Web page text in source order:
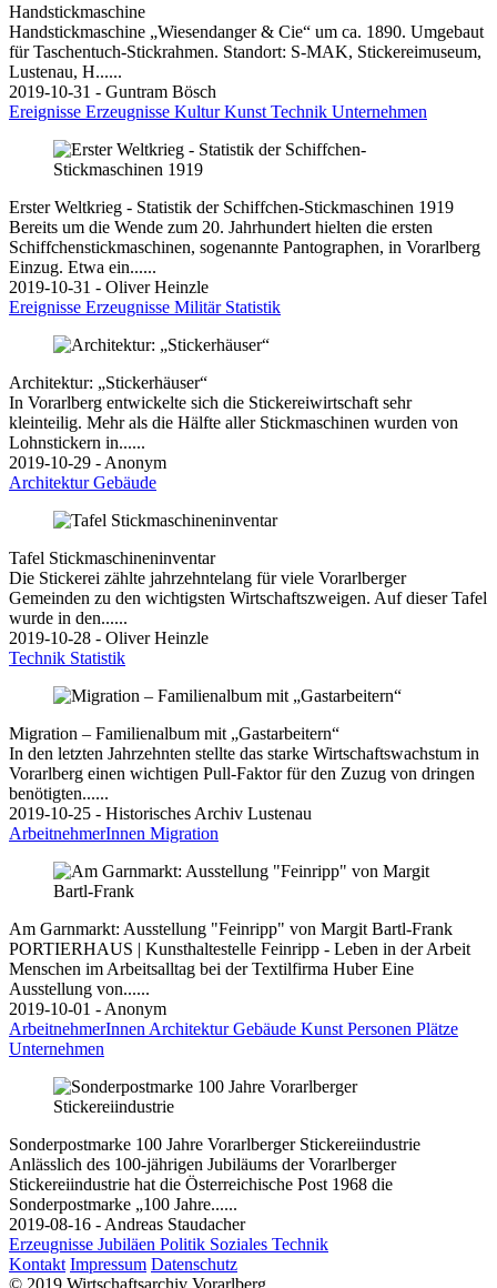
Handstickmaschine
Handstickmaschine „Wiesendanger & Cie“ um ca. 1890. Umgebaut
für Taschentuch-Stickrahmen. Standort: S-MAK, Stickereimuseum,
Lustenau, H......
2019-10-31 - Guntram Bösch
Ereignisse Erzeugnisse KulturKunst Technik Unternehmen
Erster Weltkrieg - Statistik der Schiffchen-Stickmaschinen 1919
Bereits um die Wende zum 20. Jahrhundert hielten die ersten
Schiffchenstickmaschinen, sogenannte Pantographen, in Vorarlberg
Einzug. Etwa ein......
2019-10-31 - Oliver Heinzle
Ereignisse Erzeugnisse Militär Statistik
Architektur: „Stickerhäuser“
In Vorarlberg entwickelte sich die Stickereiwirtschaft sehr
kleinteilig. Mehr als die Hälfte aller Stickmaschinen wurden von
Lohnstickern in......
2019-10-29 - Anonym
ArchitekturGebäude
Tafel Stickmaschineninventar
Die Stickerei zählte jahrzehntelang für viele Vorarlberger
Gemeinden zu den wichtigsten Wirtschaftszweigen. Auf dieser Tafel
wurde in den......
2019-10-28 - Oliver Heinzle
Technik Statistik
Migration – Familienalbum mit „Gastarbeitern“
In den letzten Jahrzehnten stellte das starke Wirtschaftswachstum in
Vorarlberg einen wichtigen Pull-Faktor für den Zuzug von dringen
benötigten......
2019-10-25 - Historisches Archiv Lustenau
ArbeitnehmerInnen Migration
Am Garnmarkt: Ausstellung "Feinripp" von Margit Bartl-Frank
PORTIERHAUS | Kunsthaltestelle Feinripp - Leben in der Arbeit
Menschen im Arbeitsalltag bei der Textilfirma Huber Eine
Ausstellung von......
2019-10-01 - Anonym
ArbeitnehmerInnen ArchitekturGebäude Kunst Personen Plätze
Unternehmen
Sonderpostmarke 100 Jahre Vorarlberger Stickereiindustrie
Anlässlich des 100-jährigen Jubiläums der Vorarlberger
Stickereiindustrie hat die Österreichische Post 1968 die
Sonderpostmarke „100 Jahre......
2019-08-16 - Andreas Staudacher
Erzeugnisse Jubiläen Politik Soziales Technik
Kontakt Impressum Datenschutz
© 2019 Wirtschaftsarchiv Vorarlberg